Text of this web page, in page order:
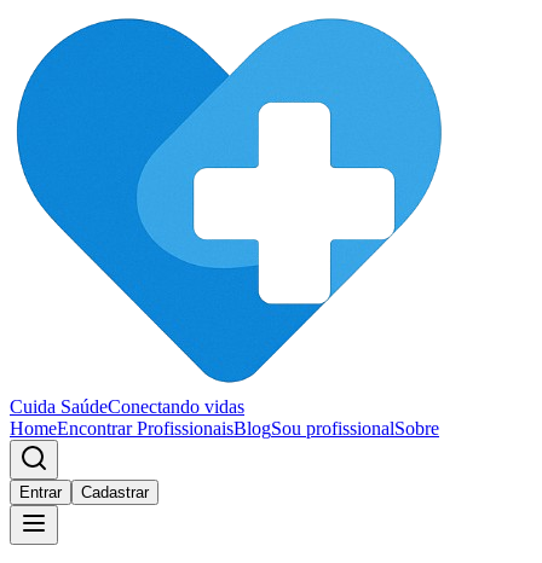
Cuida SaúdeConectando vidas
HomeEncontrar ProfissionaisBlogSou profissionalSobre
Entrar Cadastrar